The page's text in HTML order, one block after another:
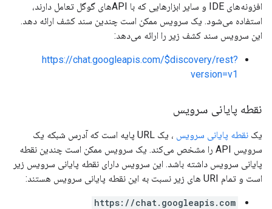
افزونه‌های IDE و سایر ابزارهایی که با APIهای گوگل تعامل دارند،
استفاده می‌شود. یک سرویس ممکن است چندین سند کشف ارائه دهد.
این سرویس سند کشف زیر را ارائه می‌دهد:
https://chat.googleapis.com/$discovery/rest?
version=v1
نقطه پایانی سرویس
یک نقطه پایانی سرویس
، یک URL پایه است که آدرس شبکه یک
سرویس API را مشخص می‌کند. یک سرویس ممکن است چندین نقطه
پایانی سرویس داشته باشد. این سرویس دارای نقطه پایانی سرویس زیر
است و تمام URI های زیر نسبت به این نقطه پایانی سرویس هستند:
https://chat.googleapis.com